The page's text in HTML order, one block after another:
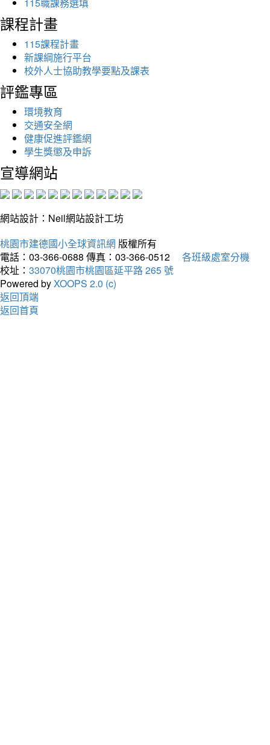
課程計畫
115課程計畫
新課綱施行平台
校外人士協助教學要點及課表
評鑑專區
環境教育
交通安全網
健康促進評鑑網
學生獎懲及申訴
宣導網站
網站設計：Neil網站設計工坊
桃園市建德國小全球資訊網 版權所有
電話：03-366-0688 傳真：03-366-0512
各班級處室分機
校址： 33070桃園市桃園區延平路 265 號
Powered byXOOPS 2.0 (c)
返回頂端
返回首頁